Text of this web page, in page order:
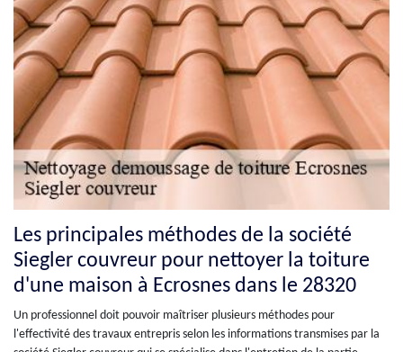
Les principales méthodes de la société
Siegler couvreur pour nettoyer la toiture
d'une maison à Ecrosnes dans le 28320
Un professionnel doit pouvoir maîtriser plusieurs méthodes pour
l'effectivité des travaux entrepris selon les informations transmises par la